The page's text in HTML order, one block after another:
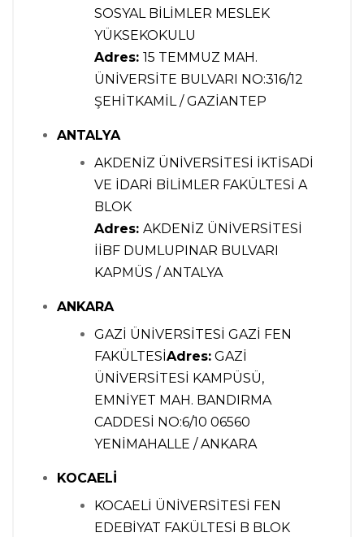
SOSYAL BİLİMLER MESLEK
YÜKSEKOKULU
Adres: 15 TEMMUZ MAH.
ÜNİVERSİTE BULVARI NO:316/12
ŞEHİTKAMİL / GAZİANTEP
ANTALYA
AKDENİZ ÜNİVERSİTESİ İKTİSADİ
VE İDARİ BİLİMLER FAKÜLTESİ A
BLOK
Adres: AKDENİZ ÜNİVERSİTESİ
İİBF DUMLUPINAR BULVARI
KAPMÜS / ANTALYA
ANKARA
GAZİ ÜNİVERSİTESİ GAZİ FEN
FAKÜLTESİAdres: GAZİ
ÜNİVERSİTESİ KAMPÜSÜ,
EMNİYET MAH. BANDIRMA
CADDESİ NO:6/10 06560
YENİMAHALLE / ANKARA
KOCAELİ
KOCAELİ ÜNİVERSİTESİ FEN
EDEBİYAT FAKÜLTESİ B BLOK